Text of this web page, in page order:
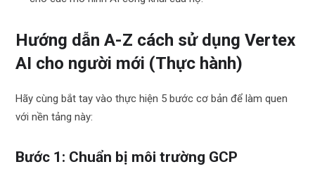
Hướng dẫn A-Z cách sử dụng Vertex
AI cho người mới (Thực hành)
Hãy cùng bắt tay vào thực hiện 5 bước cơ bản để làm quen
với nền tảng này:
Bước 1: Chuẩn bị môi trường GCP